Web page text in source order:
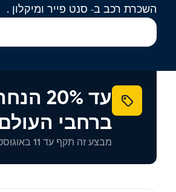
השכרת רכב ב- סנט פייר ומיקלון .
עד
ברחבי
מבצע זה תקף עד 11 באוגוסט 2026 - נצל אותו עוד היום!